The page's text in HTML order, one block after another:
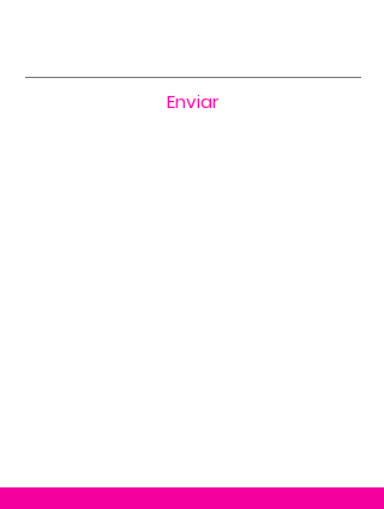
Enviar